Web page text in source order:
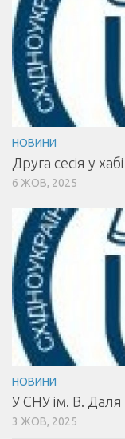
НОВИНИ
Друга сесія у
6 ЖОВ, 2025
НОВИНИ
У СНУ ім. В. Даля
3 ЖОВ, 2025